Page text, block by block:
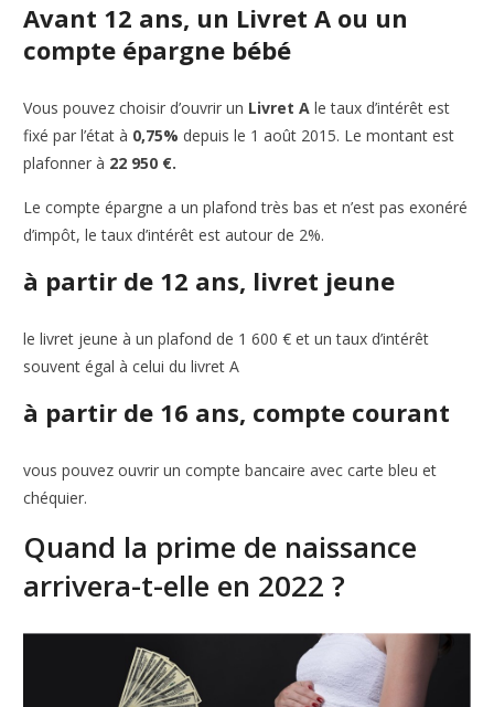
Avant 12 ans, un Livret A ou un
compte épargne bébé
Vous pouvez choisir d’ouvrir un Livret A le taux d’intérêt est
fixé par l’état à 0,75% depuis le 1 août 2015. Le montant est
plafonner à 22 950 €.
Le compte épargne a un plafond très bas et n’est pas exonéré
d’impôt, le taux d’intérêt est autour de 2%.
à partir de 12 ans, livret jeune
le livret jeune à un plafond de 1 600 € et un taux d’intérêt
souvent égal à celui du livret A
à partir de 16 ans, compte courant
vous pouvez ouvrir un compte bancaire avec carte bleu et
chéquier.
Quand la prime de naissance
arrivera-t-elle en 2022 ?